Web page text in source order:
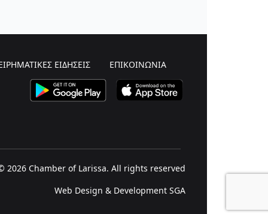
ΕΙΔΗΣΕΙΣ ΕΠΙΚΟΙΝΩΝΙΑ
2026 Chamber of Larissa. All rights reserved
Web Design & Development SGA